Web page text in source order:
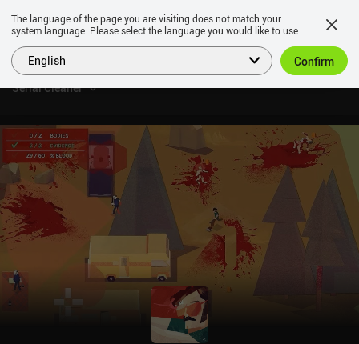
Serial Cleaner
The language of the page you are visiting does not match your
system language. Please select the language you would like to use.
English Confirm